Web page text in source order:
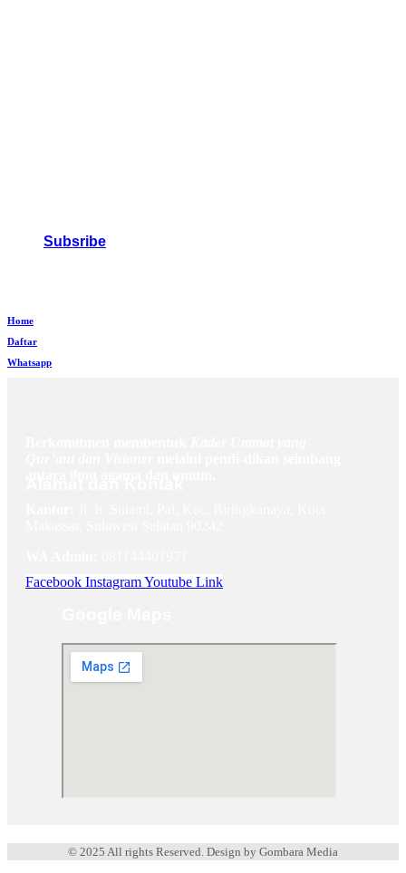
Subsribe
Home
Daftar
Whatsapp
Facebook InstagramYoutube Link
© 2025 All rights Reserved. Design by Gombara Media